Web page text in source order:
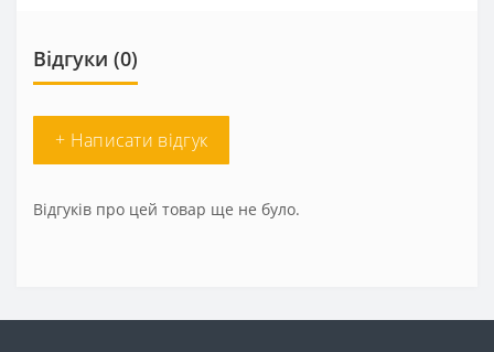
Відгуки (0)
+ Написати відгук
Відгуків про цей товар ще не було.